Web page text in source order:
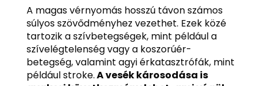
A magas vérnyomás hosszú távon számos
súlyos szövődményhez vezethet. Ezek közé
tartozik a szívbetegségek, mint például a
szívelégtelenség vagy a koszorúér-
betegség, valamint agyi érkatasztrófák, mint
például stroke.A vesék károsodása is